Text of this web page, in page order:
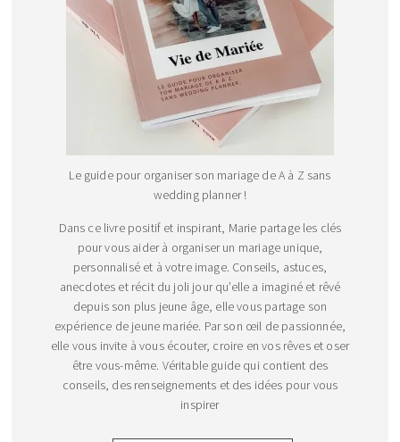
Le guide pour organiser son mariage de A à Z sans
wedding planner !
Dans ce livre positif et inspirant, Marie partage les clés
pour vous aider à organiser un mariage unique,
personnalisé et à votre image. Conseils, astuces,
anecdotes et récit du joli jour qu’elle a imaginé et rêvé
depuis son plus jeune âge, elle vous partage son
expérience de jeune mariée. Par son œil de passionnée,
elle vous invite à vous écouter, croire en vos rêves et oser
être vous-même. Véritable guide qui contient des
conseils, des renseignements et des idées pour vous
inspirer